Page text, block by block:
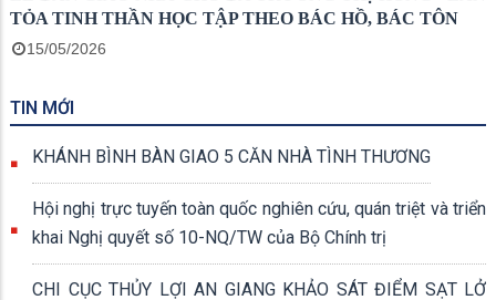
TỎA TINH THẦN HỌC TẬP THEO BÁC HỒ, BÁC TÔN
15/05/2026
TIN MỚI
KHÁNH BÌNH BÀN GIAO 5 CĂN NHÀ TÌNH THƯƠNG
Hội nghị trực tuyến toàn quốc nghiên cứu, quán triệt và triển
khai Nghị quyết số 10-NQ/TW của Bộ Chính trị
CHI CỤC THỦY LỢI AN GIANG KHẢO SÁT ĐIỂM SẠT LỞ